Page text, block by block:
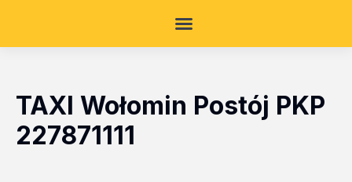
TAXI Wołomin Postój PKP
227871111